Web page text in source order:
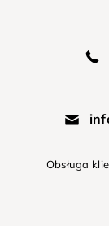
Obsługa